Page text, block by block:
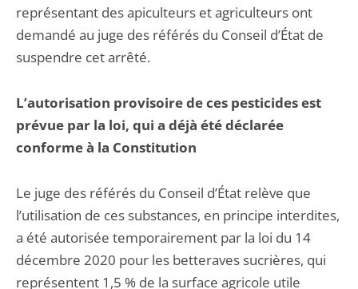
représentant des apiculteurs et agriculteurs ont
demandé au juge des référés du Conseil d’État de
suspendre cet arrêté.
L’autorisation provisoire de ces pesticides est
prévue par la loi, qui a déjà été déclarée
conforme à la Constitution
Le juge des référés du Conseil d’État relève que
l’utilisation de ces substances, en principe interdites,
a été autorisée temporairement par la loi du 14
décembre 2020 pour les betteraves sucrières, qui
représentent 1,5 % de la surface agricole utile